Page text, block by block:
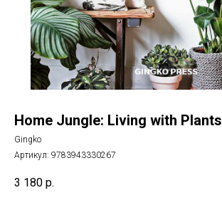
Home Jungle: Living with Plants
Gingko
Артикул: 9783943330267
3 180 р.